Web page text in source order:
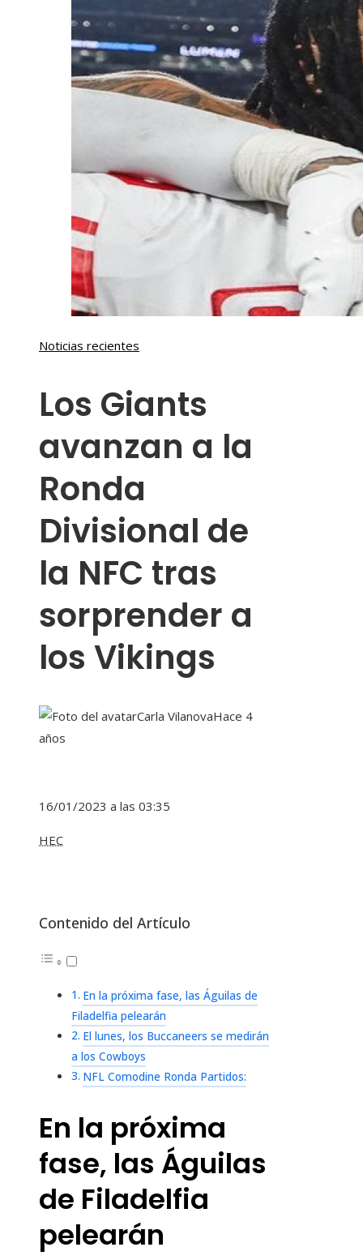
Noticias recientes
Los Giants
avanzan a la
Ronda
Divisional de
la NFC tras
sorprender a
los Vikings
Carla VilanovaHace 4
años
16/01/2023 a las 03:35
HEC
Contenido del Artículo
En la próxima fase, las Águilas de
Filadelfia pelearán
El lunes, los Buccaneers se medirán
a los Cowboys
NFL Comodine Ronda Partidos:
En la próxima
fase, las Águilas
de Filadelfia
pelearán